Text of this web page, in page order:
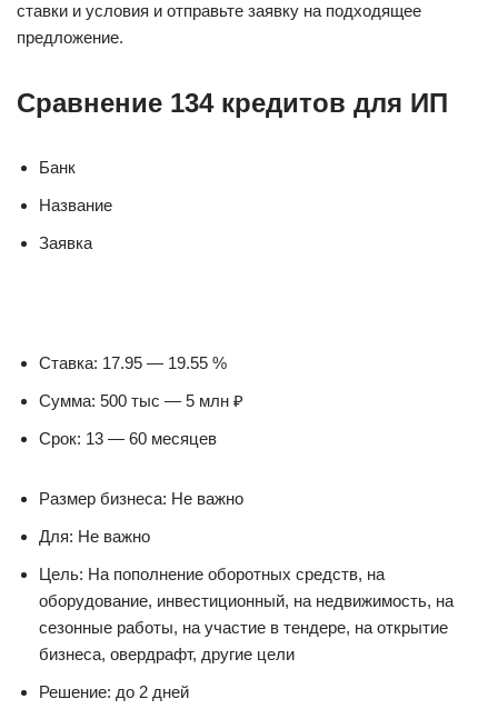
ставки и условия и отправьте заявку на подходящее
предложение.
Сравнение 134 кредитов для ИП
Банк
Название
Заявка
Ставка: 17.95 — 19.55 %
Сумма: 500 тыс — 5 млн ₽
Срок: 13 — 60 месяцев
Размер бизнеса: Не важно
Для: Не важно
Цель: На пополнение оборотных средств, на
оборудование, инвестиционный, на недвижимость, на
сезонные работы, на участие в тендере, на открытие
бизнеса, овердрафт, другие цели
Решение: до 2 дней